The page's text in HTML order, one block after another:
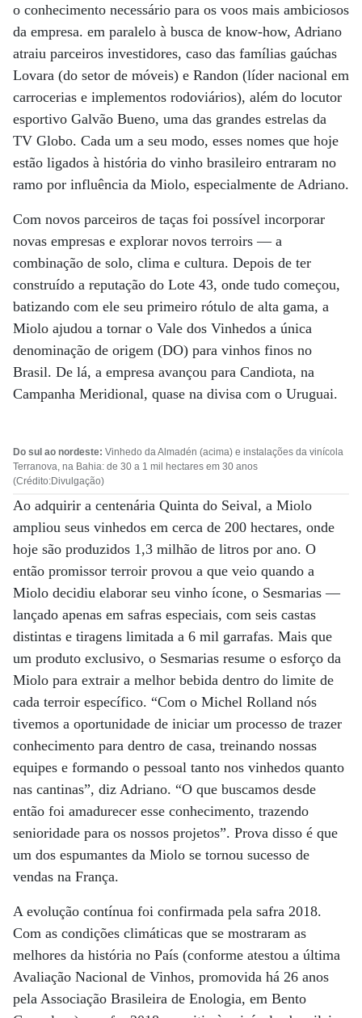
o conhecimento necessário para os voos mais ambiciosos
da empresa. em paralelo à busca de know-how, Adriano
atraiu parceiros investidores, caso das famílias gaúchas
Lovara (do setor de móveis) e Randon (líder nacional em
carrocerias e implementos rodoviários), além do locutor
esportivo Galvão Bueno, uma das grandes estrelas da
TV Globo. Cada um a seu modo, esses nomes que hoje
estão ligados à história do vinho brasileiro entraram no
ramo por influência da Miolo, especialmente de Adriano.
Com novos parceiros de taças foi possível incorporar
novas empresas e explorar novos terroirs — a
combinação de solo, clima e cultura. Depois de ter
construído a reputação do Lote 43, onde tudo começou,
batizando com ele seu primeiro rótulo de alta gama, a
Miolo ajudou a tornar o Vale dos Vinhedos a única
denominação de origem (DO) para vinhos finos no
Brasil. De lá, a empresa avançou para Candiota, na
Campanha Meridional, quase na divisa com o Uruguai.
Do sul ao nordeste: Vinhedo da Almadén (acima) e instalações da vinícola
Terranova, na Bahia: de 30 a 1 mil hectares em 30 anos
(Crédito:Divulgação)
Ao adquirir a centenária Quinta do Seival, a Miolo
ampliou seus vinhedos em cerca de 200 hectares, onde
hoje são produzidos 1,3 milhão de litros por ano. O
então promissor terroir provou a que veio quando a
Miolo decidiu elaborar seu vinho ícone, o Sesmarias —
lançado apenas em safras especiais, com seis castas
distintas e tiragens limitada a 6 mil garrafas. Mais que
um produto exclusivo, o Sesmarias resume o esforço da
Miolo para extrair a melhor bebida dentro do limite de
cada terroir específico. “Com o Michel Rolland nós
tivemos a oportunidade de iniciar um processo de trazer
conhecimento para dentro de casa, treinando nossas
equipes e formando o pessoal tanto nos vinhedos quanto
nas cantinas”, diz Adriano. “O que buscamos desde
então foi amadurecer esse conhecimento, trazendo
senioridade para os nossos projetos”. Prova disso é que
um dos espumantes da Miolo se tornou sucesso de
vendas na França.
A evolução contínua foi confirmada pela safra 2018.
Com as condições climáticas que se mostraram as
melhores da história no País (conforme atestou a última
Avaliação Nacional de Vinhos, promovida há 26 anos
pela Associação Brasileira de Enologia, em Bento